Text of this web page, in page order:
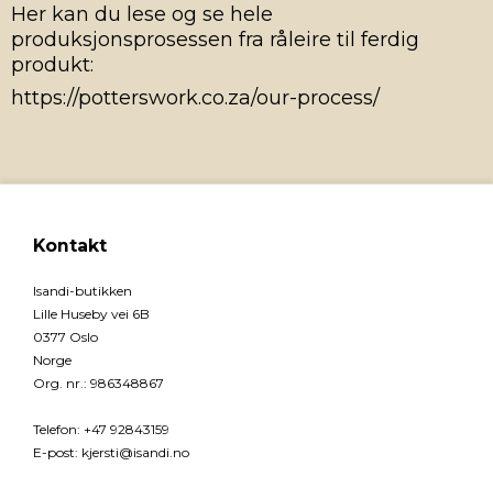
Her kan du lese og se hele
produksjonsprosessen fra råleire til ferdig
produkt:
https://potterswork.co.za/our-process/
Kontakt
Isandi-butikken
Lille Huseby vei 6B
0377 Oslo
Norge
Org. nr. : 986348867
Telefon: +47 92843159
E-post: kjersti@isandi.no